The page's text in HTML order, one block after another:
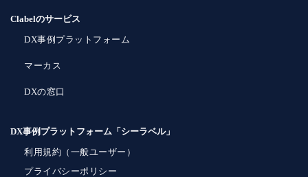
Clabelのサービス
DX事例プラットフォーム
マーカス
DXの窓口
DX事例プラットフォーム「シーラベル」
利用規約（一般ユーザー）
プライバシーポリシー